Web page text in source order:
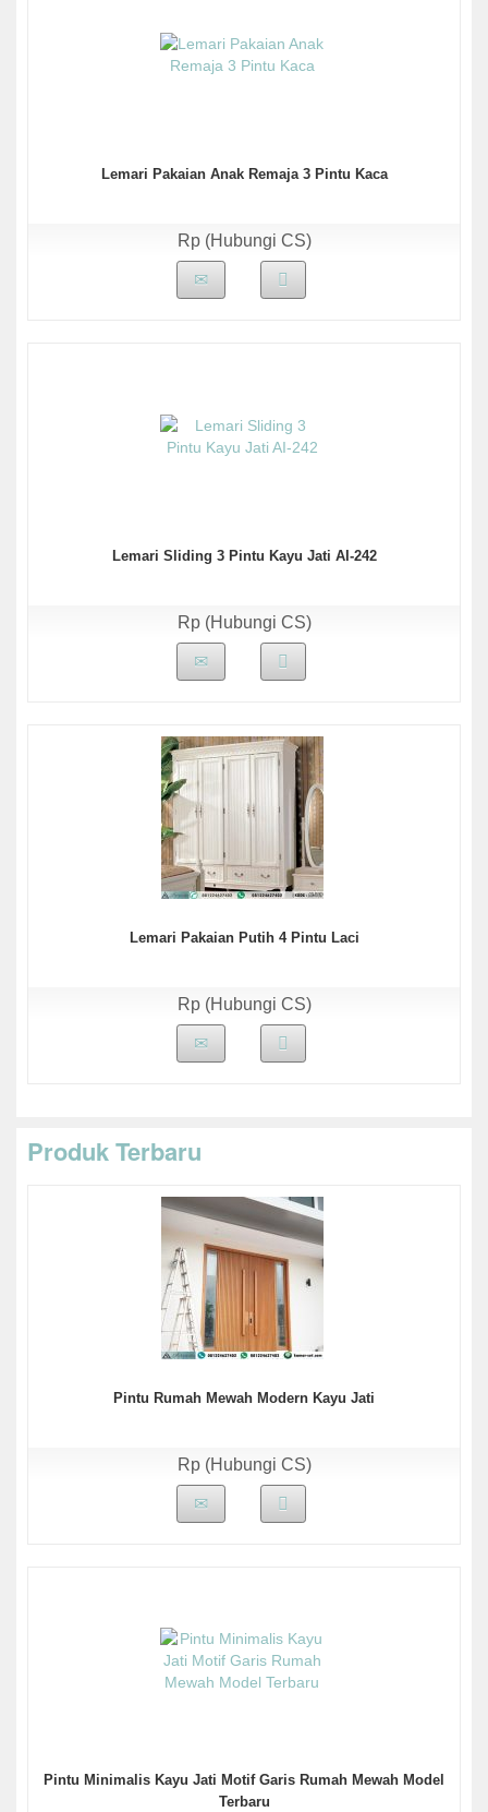
Lemari Pakaian Anak Remaja 3 Pintu Kaca
Rp (Hubungi CS)
Lemari Sliding 3 Pintu Kayu Jati AI-242
Rp (Hubungi CS)
Lemari Pakaian Putih 4 Pintu Laci
Rp (Hubungi CS)
Produk Terbaru
Pintu Rumah Mewah Modern Kayu Jati
Rp (Hubungi CS)
Pintu Minimalis Kayu Jati Motif Garis Rumah Mewah Model
Terbaru